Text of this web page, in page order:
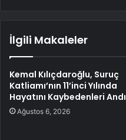
İlgili Makaleler
Kemal Kılıçdaroğlu, Suruç
Katliamı’nın 11’inci Yılında
Hayatını Kaybedenleri Andı
Ağustos 6, 2026